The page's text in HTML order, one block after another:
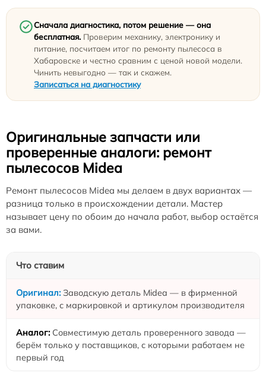
Сначала диагностика, потом решение — она
бесплатная. Проверим механику, электронику и
питание, посчитаем итог по ремонту пылесоса в
Хабаровске и честно сравним с ценой новой модели.
Чинить невыгодно — так и скажем.
Записаться на диагностику
Оригинальные запчасти или
проверенные аналоги: ремонт
пылесосов Midea
Ремонт пылесосов Midea мы делаем в двух вариантах —
разница только в происхождении детали. Мастер
называет цену по обоим до начала работ, выбор остаётся
за вами.
Что ставим
Заводскую деталь Midea — в фирменной
упаковке, с маркировкой и артикулом производителя
Совместимую деталь проверенного завода —
берём только у поставщиков, с которыми работаем не
первый год